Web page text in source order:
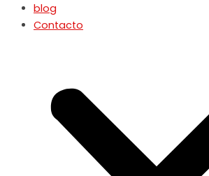
blog
Contacto